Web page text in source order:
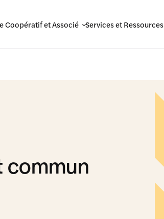
Coopératif et Associé Services et Ressources
commun